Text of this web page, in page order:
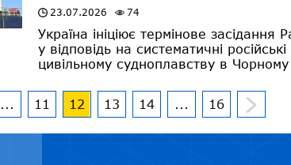
23.07.2026 74
Україна ініціює термінове
у відповідь на систематичні
цивільному судноплавству в
... 11 12 13 14 ... 16